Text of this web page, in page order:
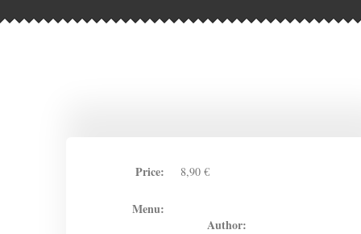
Price: 8,90 €
Menu:
Author: